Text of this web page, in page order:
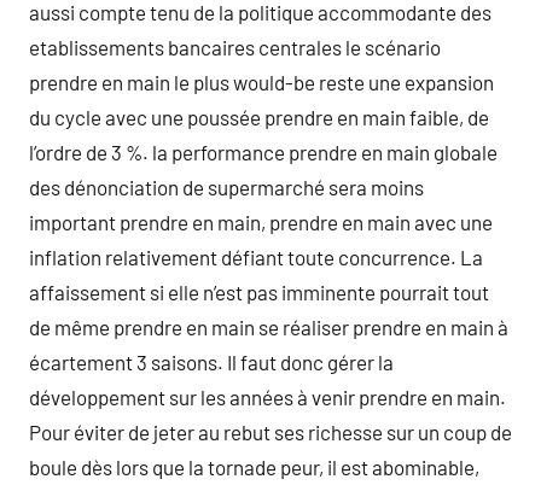
aussi compte tenu de la politique accommodante des
etablissements bancaires centrales le scénario
prendre en main le plus would-be reste une expansion
du cycle avec une poussée prendre en main faible, de
l’ordre de 3 %. la performance prendre en main globale
des dénonciation de supermarché sera moins
important prendre en main, prendre en main avec une
inflation relativement défiant toute concurrence. La
affaissement si elle n’est pas imminente pourrait tout
de même prendre en main se réaliser prendre en main à
écartement 3 saisons. Il faut donc gérer la
développement sur les années à venir prendre en main.
Pour éviter de jeter au rebut ses richesse sur un coup de
boule dès lors que la tornade peur, il est abominable,